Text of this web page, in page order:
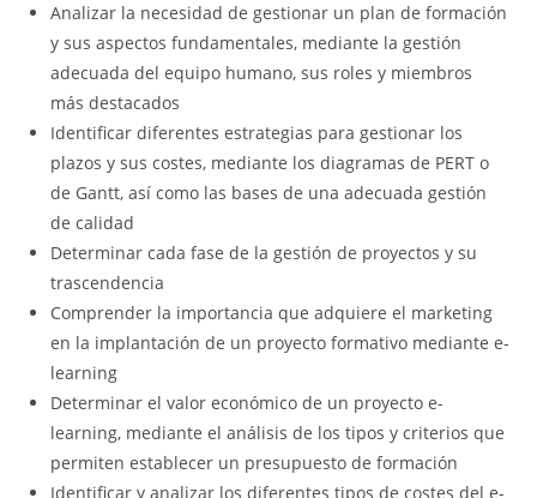
Analizar la necesidad de gestionar un plan de formación
y sus aspectos fundamentales, mediante la gestión
adecuada del equipo humano, sus roles y miembros
más destacados
Identificar diferentes estrategias para gestionar los
plazos y sus costes, mediante los diagramas de PERT o
de Gantt, así como las bases de una adecuada gestión
de calidad
Determinar cada fase de la gestión de proyectos y su
trascendencia
Comprender la importancia que adquiere el marketing
en la implantación de un proyecto formativo mediante e-
learning
Determinar el valor económico de un proyecto e-
learning, mediante el análisis de los tipos y criterios que
permiten establecer un presupuesto de formación
Identificar y analizar los diferentes tipos de costes del e-